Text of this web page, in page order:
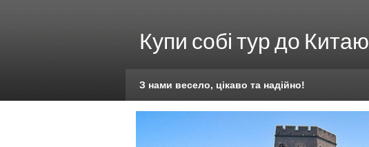
Купи собі тур до Китаю
З нами весело, цікаво та надійно!